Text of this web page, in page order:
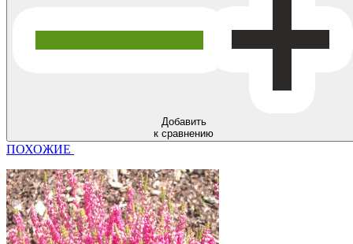
Добавить
к сравнению
ПОХОЖИЕ